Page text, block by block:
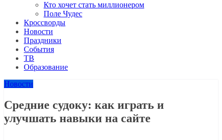
Кто хочет стать миллионером
Поле Чудес
Кроссворды
Новости
Праздники
События
ТВ
Образование
Новости
Средние судоку: как играть и
улучшать навыки на сайте